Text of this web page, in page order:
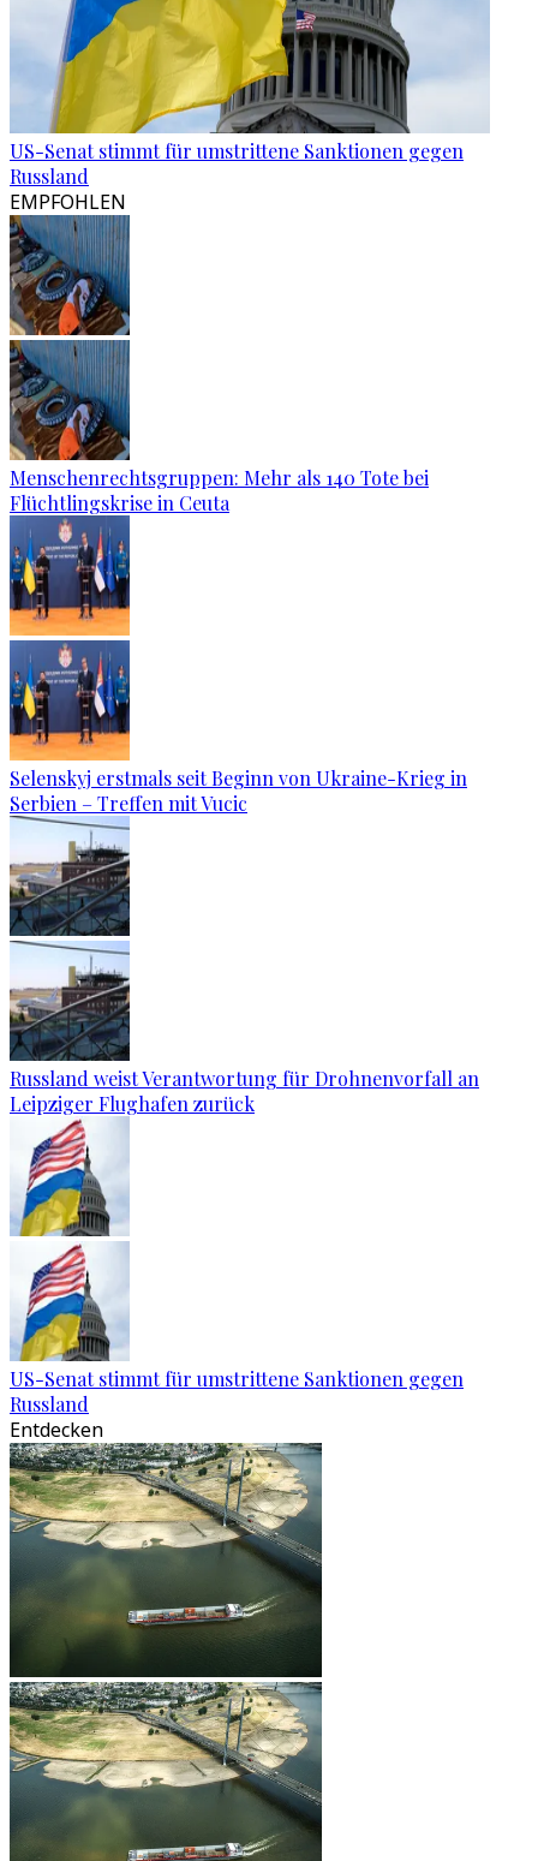
US-Senat stimmt für umstrittene Sanktionen gegen
Russland
EMPFOHLEN
Menschenrechtsgruppen: Mehr als 140 Tote bei
Flüchtlingskrise in Ceuta
Selenskyj erstmals seit Beginn von Ukraine-Krieg in
Serbien – Treffen mit Vucic
Russland weist Verantwortung für Drohnenvorfall an
Leipziger Flughafen zurück
US-Senat stimmt für umstrittene Sanktionen gegen
Russland
Entdecken